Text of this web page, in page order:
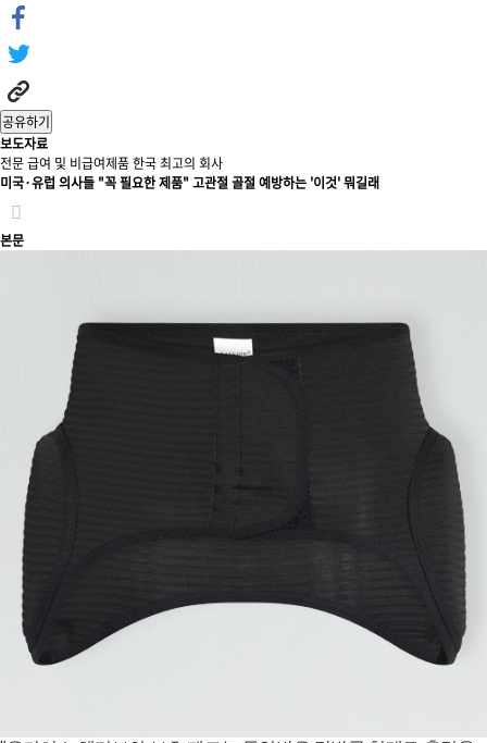
공유하기
보도자료
전문 급여 및 비급여제품 한국 최고의 회사
미국·유럽 의사들 "꼭 필요한 제품" 고관절 골절 예방하는 '이것' 뭐길래
본문